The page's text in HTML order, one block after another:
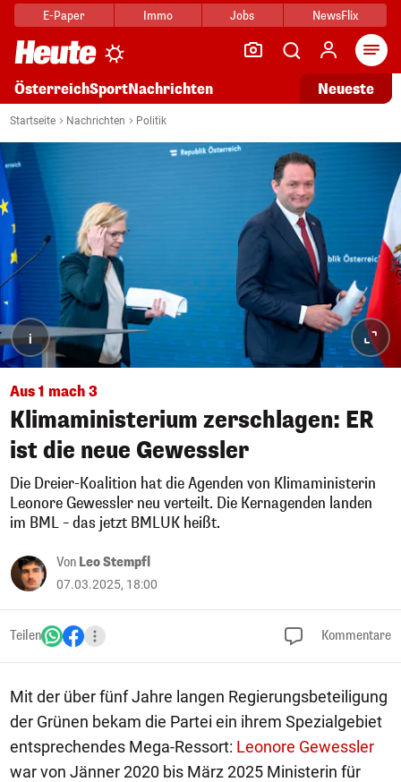
E-Paper Immo Jobs NewsFlix
ÖsterreichSportNachrichten Neueste
Startseite Nachrichten Politik
i
Aus 1 mach 3
Klimaministerium zerschlagen: ER
ist die neue Gewessler
Die Dreier-Koalition hat die Agenden von Klimaministerin
Leonore Gewessler neu verteilt. Die Kernagenden landen
im BML – das jetzt BMLUK heißt.
Von Leo Stempfl
07.03.2025, 18:00
Teilen Kommentare
Mit der über fünf Jahre langen Regierungsbeteiligung
der Grünen bekam die Partei ein ihrem Spezialgebiet
entsprechendes Mega-Ressort: Leonore Gewessler
war von Jänner 2020 bis März 2025 Ministerin für